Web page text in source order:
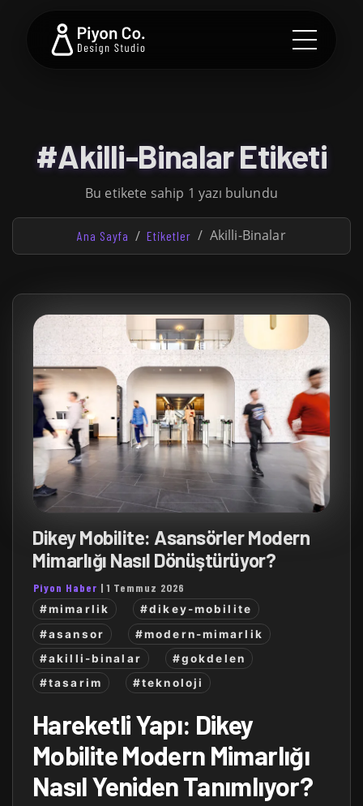
#Akilli-Binalar Etiketi
Bu etikete sahip 1 yazı bulundu
Ana Sayfa Etiketler Akilli-Binalar
Dikey Mobilite: Asansörler Modern
Mimarlığı Nasıl Dönüştürüyor?
Piyon Haber |1 Temmuz 2026
#mimarlik
#dikey-mobilite
#asansor
#modern-mimarlik
#akilli-binalar
#gokdelen
#tasarim
#teknoloji
Hareketli Yapı: Dikey
Mobilite Modern Mimarlığı
Nasıl Yeniden Tanımlıyor?